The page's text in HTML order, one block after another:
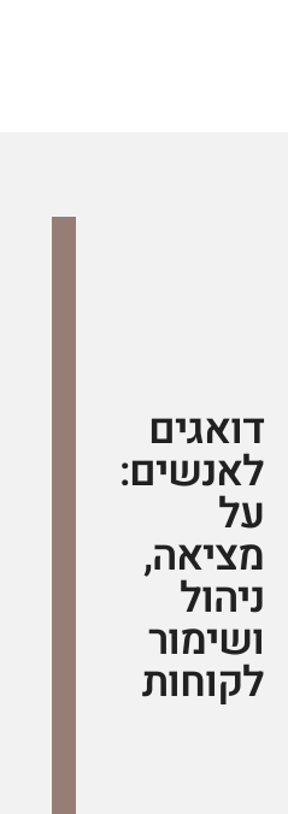
דואגים
לאנשים:
על
מציאה,
ניהול
ושימור
לקוחות